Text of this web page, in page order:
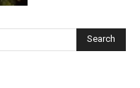
Search